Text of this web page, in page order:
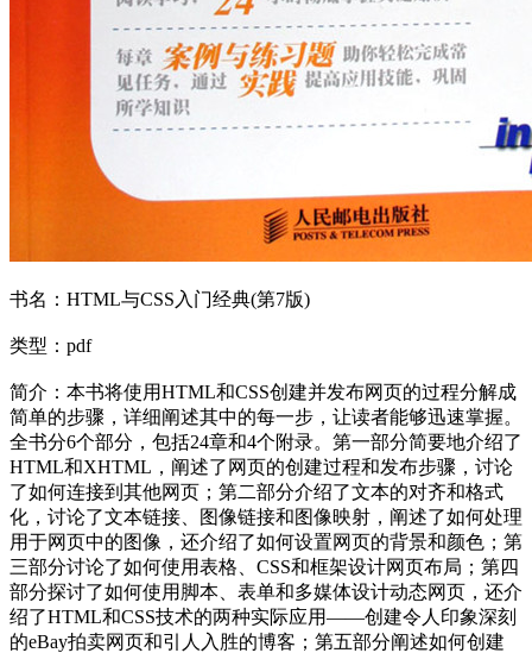
书名：HTML与CSS入门经典(第7版)
类型：pdf
简介：本书将使用HTML和CSS创建并发布网页的过程分解成
简单的步骤，详细阐述其中的每一步，让读者能够迅速掌握。
全书分6个部分，包括24章和4个附录。第一部分简要地介绍了
HTML和XHTML，阐述了网页的创建过程和发布步骤，讨论
了如何连接到其他网页；第二部分介绍了文本的对齐和格式
化，讨论了文本链接、图像链接和图像映射，阐述了如何处理
用于网页中的图像，还介绍了如何设置网页的背景和颜色；第
三部分讨论了如何使用表格、CSS和框架设计网页布局；第四
部分探讨了如何使用脚本、表单和多媒体设计动态网页，还介
绍了HTML和CSS技术的两种实际应用——创建令人印象深刻
的eBay拍卖网页和引人入胜的博客；第五部分阐述如何创建